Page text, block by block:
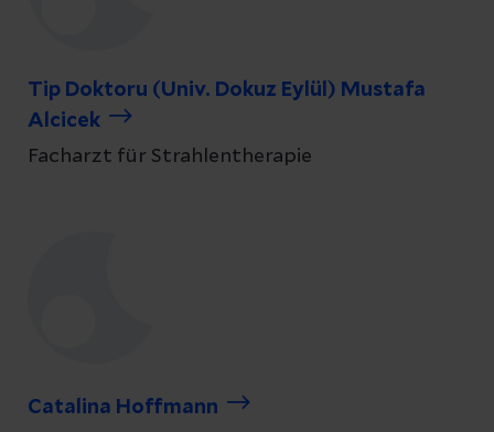
Tip Doktoru (Univ. Dokuz Eylül) Mustafa
Alcicek
Facharzt für Strahlentherapie
Catalina Hoffmann